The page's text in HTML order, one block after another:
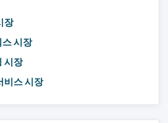
장
시장
시장
비스 시장